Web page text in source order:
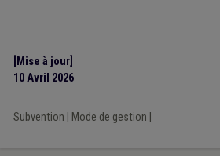
[Mise à jour]
10 Avril 2026
Subvention Mode de gestion